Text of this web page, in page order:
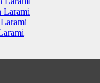
Larami